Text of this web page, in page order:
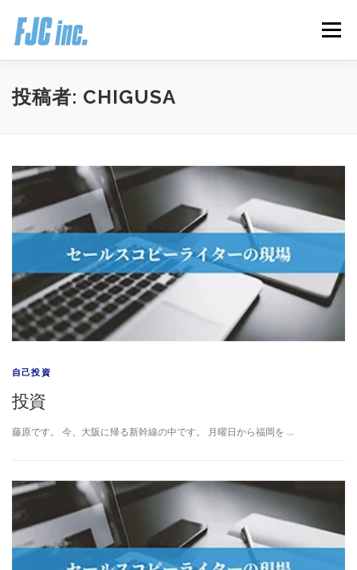
メニュー
HOME ブログ プロフィール
推薦の声はこちら お問い合わせ
投稿者: CHIGUSA
自己投資
投資
藤原です。 今、大阪に帰る新幹線の中です。 月曜日から福岡を …